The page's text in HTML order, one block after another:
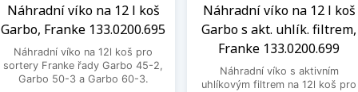
Náhradní víko na 12 l koš
Garbo, Franke 133.0200.695
Náhradní víko na 12l koš pro
sortery Franke řady Garbo 45-2,
Garbo 50-3 a Garbo 60-3.
Náhradní víko na 12 l koš
Garbo s akt. uhlík. filtrem,
Franke 133.0200.699
Náhradní víko s aktivním
uhlíkovým filtrem na 12l koš pro